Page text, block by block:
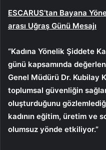
ESCARUS’tan Bayana
arası Uğraş Günü Mesajı
“Kadına Yönelik Şiddete
günü kapsamında
Genel Müdürü Dr. Kubilay
toplumsal güvenliğin
oluşturduğunu
kadının eğitim, üretim ve
olumsuz yönde etkiliyor.”